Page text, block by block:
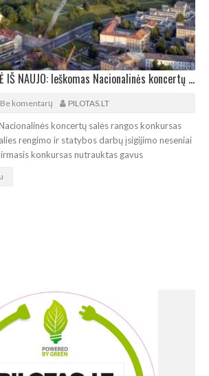
KONKURSĄ PASKELBĖ IŠ NAUJO: Ieškomas Nacionalinės koncertų salės rangovas
Be komentarų PILOTAS.LT
koncertų salės rangos konkursas
rengimo ir statybos darbų įsigijimo neseniai
konkursas nutrauktas gavus